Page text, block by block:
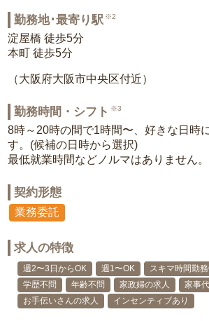
勤務地･最寄り駅 ※2
淀屋橋 徒歩5分
本町 徒歩5分
（大阪府大阪市中央区付近）
勤務時間・シフト ※3
8時～20時の間で1時間〜、好きな日時
す。(候補の日時から選択)
最低就業時間などノルマはありません。
契約形態
業務委託
求人の特徴
週2〜3日からOK 週1〜OK スキマ時間勤
学歴不問
年齢不問 家政婦の求人
家事
お手伝いさんの求人
インセンティブあり